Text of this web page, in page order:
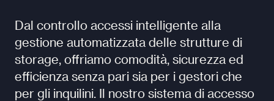
Dal controllo accessi intelligente alla
gestione automatizzata delle strutture di
storage, offriamo comodità, sicurezza ed
efficienza senza pari sia per i gestori che
per gli inquilini. Il nostro sistema di accesso